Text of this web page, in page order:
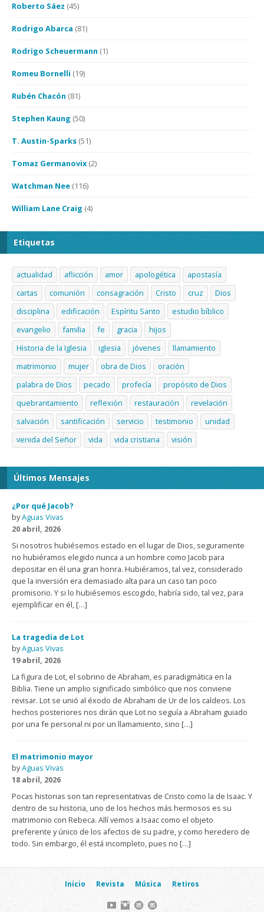
Roberto Sáez (45)
Rodrigo Abarca (81)
Rodrigo Scheuermann (1)
Romeu Bornelli (19)
Rubén Chacón (81)
Stephen Kaung (50)
T. Austin-Sparks (51)
Tomaz Germanovix (2)
Watchman Nee (116)
William Lane Craig (4)
Etiquetas
actualidad aflicción amor apologética
apostasía
cartas
comunión consagración Cristo cruz
Dios
disciplina
edificación Espíritu Santo
estudio bíblico
evangelio
familia fe gracia
hijos
Historia de la Iglesia
iglesia jóvenes
llamamiento
matrimonio
mujer obra de Dios
oración
palabra de Dios
pecado profecía
propósito de Dios
quebrantamiento
reflexión restauración
revelación
salvación
santificación servicio testimonio
unidad
venida del Señor
vida vida cristiana visión
Últimos Mensajes
¿Por qué Jacob?
byAguas Vivas
20 abril, 2026
Si nosotros hubiésemos estado en el lugar de Dios, seguramente
no hubiéramos elegido nunca a un hombre como Jacob para
depositar en él una gran honra. Hubiéramos, tal vez, considerado
que la inversión era demasiado alta para un caso tan poco
promisorio. Y si lo hubiésemos escogido, habría sido, tal vez, para
ejemplificar en él, […]
La tragedia de Lot
byAguas Vivas
19 abril, 2026
La figura de Lot, el sobrino de Abraham, es paradigmática en la
Biblia. Tiene un amplio significado simbólico que nos conviene
revisar. Lot se unió al éxodo de Abraham de Ur de los caldeos. Los
hechos posteriores nos dirán que Lot no seguía a Abraham guiado
por una fe personal ni por un llamamiento, sino […]
El matrimonio mayor
byAguas Vivas
18 abril, 2026
Pocas historias son tan representativas de Cristo como la de Isaac. Y
dentro de su historia, uno de los hechos más hermosos es su
matrimonio con Rebeca. Allí vemos a Isaac como el objeto
preferente y único de los afectos de su padre, y como heredero de
todo. Sin embargo, él está incompleto, pues no […]
Inicio Revista Música Retiros